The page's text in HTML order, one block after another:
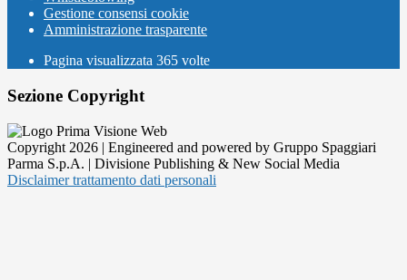
Gestione consensi cookie
Amministrazione trasparente
Pagina visualizzata 365 volte
Sezione Copyright
Copyright 2026 | Engineered and powered by Gruppo Spaggiari
Parma S.p.A. | Divisione Publishing & New Social Media
Disclaimer trattamento dati personali